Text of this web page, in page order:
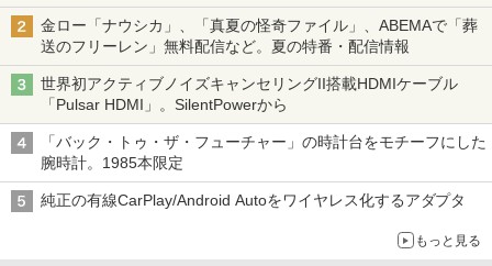
金ロー「ナウシカ」、「真夏の怪奇ファイル」、ABEMAで「葬
送のフリーレン」無料配信など。夏の特番・配信情報
世界初アクティブノイズキャンセリングII搭載HDMIケーブル
「Pulsar HDMI」。SilentPowerから
「バック・トゥ・ザ・フューチャー」の時計台をモチーフにした
腕時計。1985本限定
純正の有線CarPlay/Android Autoをワイヤレス化するアダプタ
もっと見る